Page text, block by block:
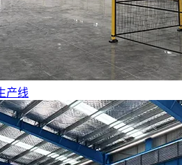
产线